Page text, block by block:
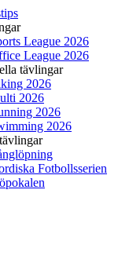
League 2026
League 2026
tävlingar
2026
2026
2026
2026
Fotbollsserien